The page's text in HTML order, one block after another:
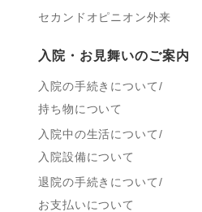
セカンドオピニオン外来
入院・お見舞いのご案内
入院の手続きについて/
持ち物について
入院中の生活について/
入院設備について
退院の手続きについて/
お支払いについて